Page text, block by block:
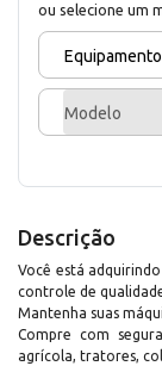
ou selecione um
Equipamento
Modelo
Descrição
Você está
controle de
Mantenha suas
Compre com
agrícola, tratores,